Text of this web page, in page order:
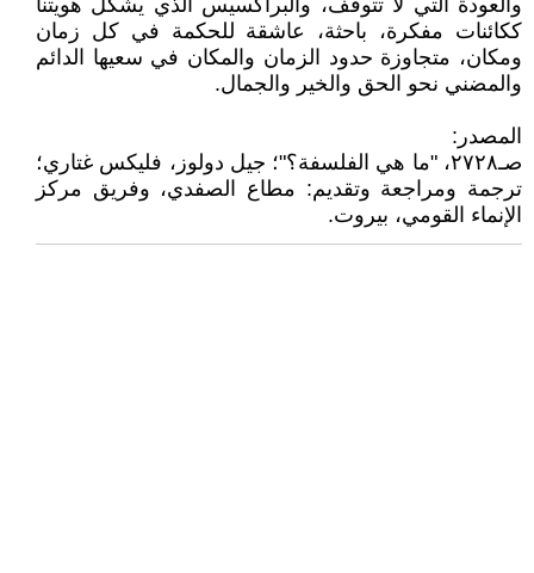
والعودة التي لا تتوقف، والبراكسيس الذي يشكل هويتنا
ككائنات مفكرة، باحثة، عاشقة للحكمة في كل زمان
ومكان، متجاوزة حدود الزمان والمكان في سعيها الدائم
والمضني نحو الحق والخير والجمال.
المصدر:
صـ٢٧٢٨، "ما هي الفلسفة؟"؛ جيل دولوز، فليكس غتاري؛
ترجمة ومراجعة وتقديم: مطاع الصفدي، وفريق مركز
الإنماء القومي، بيروت.